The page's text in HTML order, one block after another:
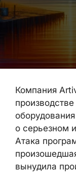
Компания
о серьезном
Атака
вынудила